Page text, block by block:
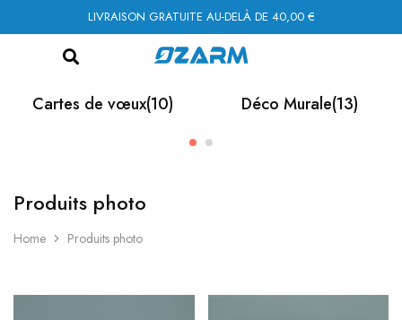
LIVRAISON GRATUITE AU-DELÀ DE 40,00 €
Cartes de vœux(10) Déco Murale(13)
Produits photo
Home Produits photo